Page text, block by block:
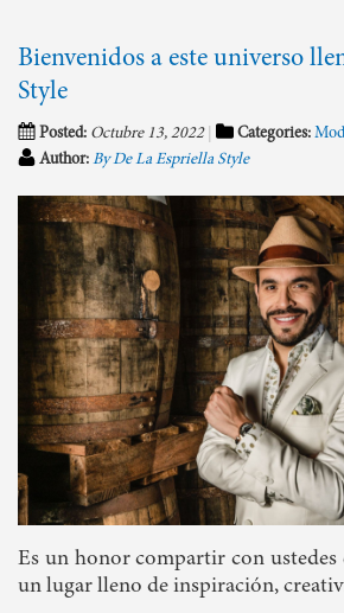
Bienvenidos a este universo
Style
Posted: Octubre 13, 2022 Categories:
Author: By De La Espriella Style
Es un honor compartir con ustedes
un lugar lleno de inspiración,